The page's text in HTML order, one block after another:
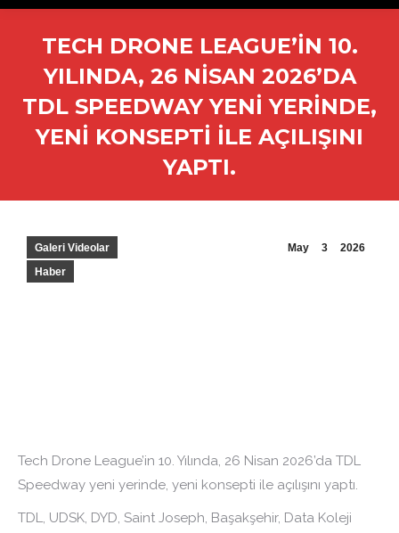
TECH DRONE LEAGUE’IN 10.
YILINDA, 26 NISAN 2026’DA
TDL SPEEDWAY YENI YERINDE,
YENI KONSEPTI ILE AÇILIŞINI
YAPTI.
May 3 2026
Galeri Videolar
Haber
Tech Drone League’in 10. Yılında, 26 Nisan 2026’da TDL
Speedway yeni yerinde, yeni konsepti ile açılışını yaptı.
TDL, UDSK, DYD, Saint Joseph, Başakşehir, Data Koleji